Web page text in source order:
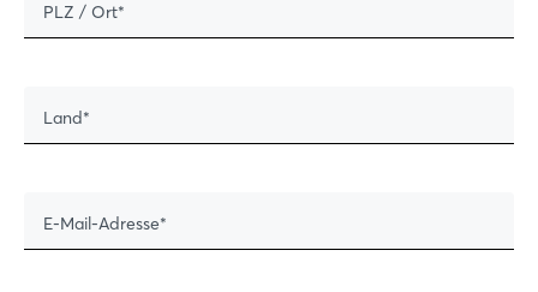
PLZ / Ort
Land
E-Mail-Adresse